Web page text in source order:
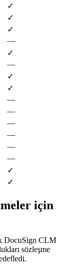
✓
✓
✓
—
✓
—
✓
✓
—
—
—
—
—
—
✓
✓
için
DocuSign CLM
sözleşme